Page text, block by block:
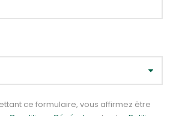
ce formulaire, vous affirmez être